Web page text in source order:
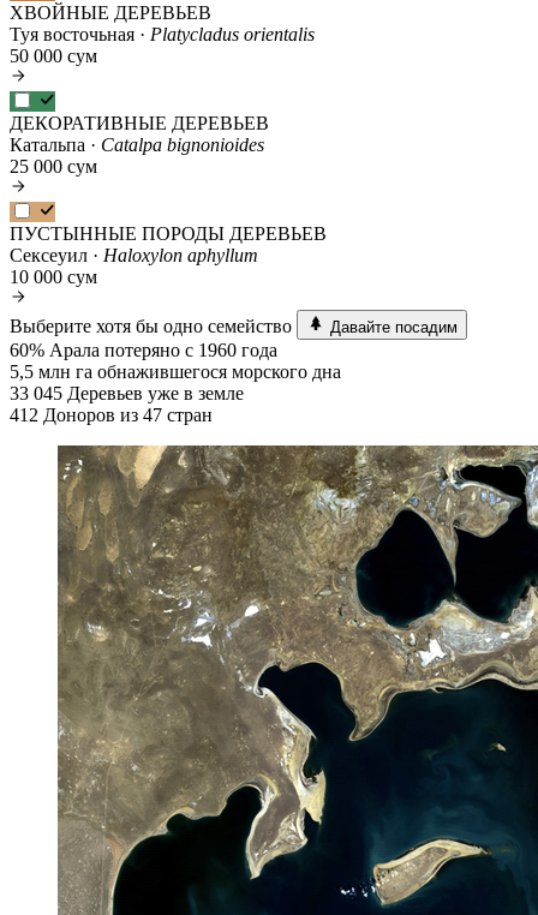
ХВОЙНЫЕ ДЕРЕВЬЕВ
Туя восточьная · Platycladus orientalis
50 000 сум
ДЕКОРАТИВНЫЕ ДЕРЕВЬЕВ
Катальпа · Catalpa bignonioides
25 000 сум
ПУСТЫННЫЕ ПОРОДЫ ДЕРЕВЬЕВ
Сексеуил · Haloxylon aphyllum
10 000 сум
Выберите хотя бы одно семейство Давайте посадим
60% Арала потеряно с 1960 года
5,5 млн га обнажившегося морского дна
33 045 Деревьев уже в земле
412 Доноров из 47 стран